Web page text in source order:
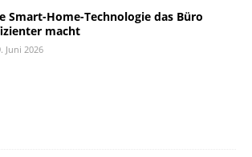
Smart-Home-Technologie das Büro
macht
Juni 2026